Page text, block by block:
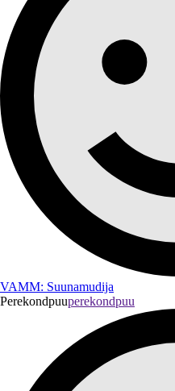
VAMM: Suunamudija
Perekondpuuperekondpuu